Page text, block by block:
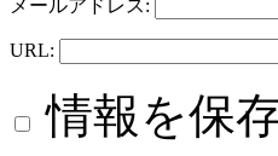
メールアドレス:
URL:
情報を保